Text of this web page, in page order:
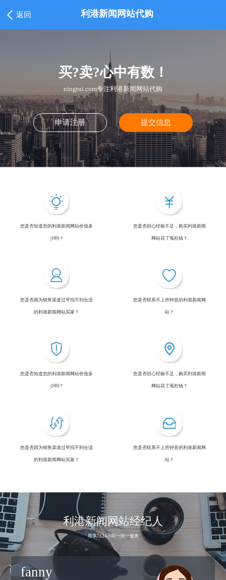
返回 利港新闻网站代购
买?卖?心中有数！
ningtui.com专注利港新闻网站代购
申请注册 提交信息
您是否知道您的利港新闻网站价值多
少吗？
您是否担心经验不足，购买利港新闻
网站花了冤枉钱？
您是否因为销售渠道过窄找不到合适
的利港新闻网站买家？
您是否联系不上所钟意的利港新闻网
站？
您是否知道您的利港新闻网站价值多
少吗？
您是否担心经验不足，购买利港新闻
网站花了冤枉钱？
您是否因为销售渠道过窄找不到合适
的利港新闻网站买家？
您是否联系不上所钟意的利港新闻网
站？
利港新闻网站经纪人
尊享7x24小时一对一服务
fanny